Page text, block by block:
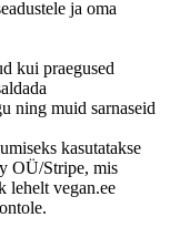
ja oma
kui praegused
ning muid sarnaseid
kasutatakse
OÜ/Stripe, mis
lehelt vegan.ee